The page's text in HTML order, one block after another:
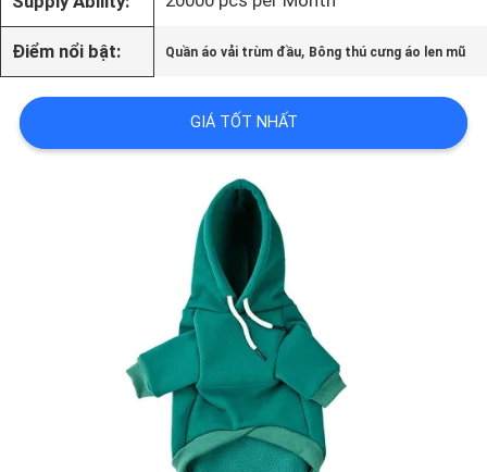
HỆ
CHÚNG
TÔI
BLOG/NEWS
Điểm nổi bật: Quần áo vải trùm đầu, Bông thú cưng áo len mũ
GIÁ TỐT NHẤT